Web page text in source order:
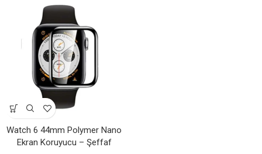
Watch 6 44mm Polymer Nano
Ekran Koruyucu – Şeffaf